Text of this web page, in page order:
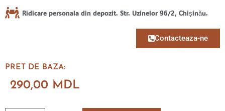
Ridicare personala din depozit. Str. Uzinelor 96/2, Chișinău.
Contacteaza-ne
PRET DE BAZA:
290,00 MDL